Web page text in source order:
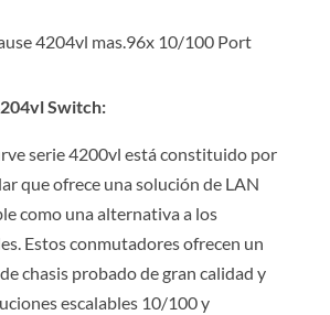
4204vl mas.96x 10/100 Port
Switch:
serie 4200vl está constituido por
que ofrece una solución de LAN
como una alternativa a los
Estos conmutadores ofrecen un
chasis probado de gran calidad y
escalables 10/100 y